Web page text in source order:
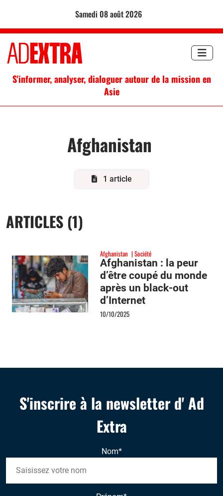
samedi 08 août 2026
S'informer, analyser, dialoguer autour de la mission en
Asie
Afghanistan
1 article
ARTICLES (1)
Afghanistan Société
Afghanistan : la peur
d’être coupé du monde
après un black-out
d’Internet
10/10/2025
S'inscrire à la newsletter d' Ad
Extra
Nom*